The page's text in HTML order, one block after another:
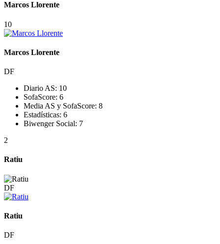
Marcos Llorente
10
Marcos Llorente
DF
Diario AS: 10
SofaScore: 6
Media AS y SofaScore: 8
Estadísticas: 6
Biwenger Social: 7
2
Ratiu
DF
Ratiu
DF